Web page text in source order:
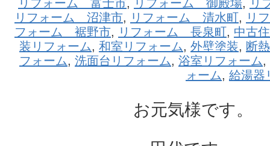
リフォーム 富士市, リフォーム 御殿場, リ
リフォーム 沼津市, リフォーム 清水町, リ
フォーム 裾野市, リフォーム 長泉町, 中古
装リフォーム, 和室リフォーム, 外壁塗装, 断
フォーム, 洗面台リフォーム, 浴室リフォーム,
ォーム, 給湯器
お元気様です。